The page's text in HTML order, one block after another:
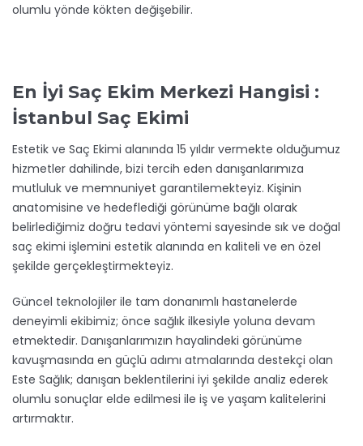
olumlu yönde kökten değişebilir.
En İyi Saç Ekim Merkezi Hangisi :
İstanbul Saç Ekimi
Estetik ve Saç Ekimi alanında 15 yıldır vermekte olduğumuz
hizmetler dahilinde, bizi tercih eden danışanlarımıza
mutluluk ve memnuniyet garantilemekteyiz. Kişinin
anatomisine ve hedeflediği görünüme bağlı olarak
belirlediğimiz doğru tedavi yöntemi sayesinde sık ve doğal
saç ekimi işlemini estetik alanında en kaliteli ve en özel
şekilde gerçekleştirmekteyiz.
Güncel teknolojiler ile tam donanımlı hastanelerde
deneyimli ekibimiz; önce sağlık ilkesiyle yoluna devam
etmektedir. Danışanlarımızın hayalindeki görünüme
kavuşmasında en güçlü adımı atmalarında destekçi olan
Este Sağlık; danışan beklentilerini iyi şekilde analiz ederek
olumlu sonuçlar elde edilmesi ile iş ve yaşam kalitelerini
artırmaktır.